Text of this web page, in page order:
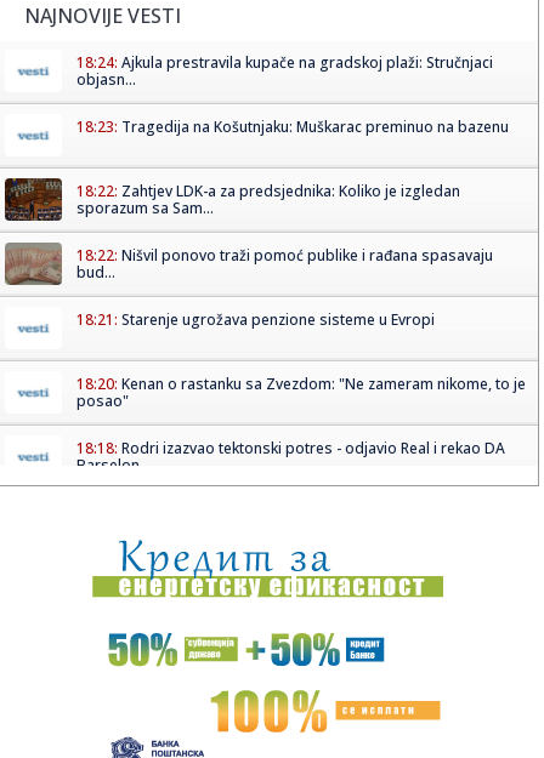
NAJNOVIJE VESTI
18:24: Ajkula prestravila kupače na gradskoj plaži: Stručnjaci
objasn...
18:23: Tragedija na Košutnjaku: Muškarac preminuo na bazenu
18:22: Zahtjev LDK-a za predsjednika: Koliko je izgledan
sporazum sa Sam...
18:22: Nišvil ponovo traži pomoć publike i rađana spasavaju
bud...
18:21: Starenje ugrožava penzione sisteme u Evropi
18:20: Kenan o rastanku sa Zvezdom: "Ne zameram nikome, to je
posao"
18:18: Rodri izazvao tektonski potres - odjavio Real i rekao DA
Barselon...
18:13:RODRI U BARSI: Stigao je odgovor koji menja sve!
18:11:Raspisan konkurs za raspodelu 40 miliona dinara za
sprovođenje o...
Vučić dočekao vatrogasce-spasioce koji su u Španiji gasili